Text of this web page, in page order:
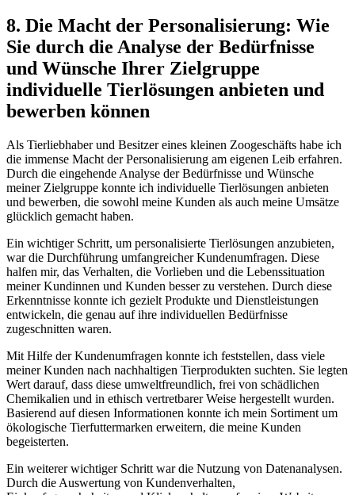
8. Die Macht der Personalisierung: Wie
Sie durch⁤ die Analyse der⁢ Bedürfnisse
und​ Wünsche ​Ihrer Zielgruppe
individuelle Tierlösungen anbieten und
bewerben können
Als Tierliebhaber ⁢und Besitzer eines kleinen Zoogeschäfts habe ich
die immense Macht der⁢ Personalisierung am eigenen Leib erfahren.‍
Durch die eingehende Analyse der Bedürfnisse und Wünsche
meiner Zielgruppe konnte ich individuelle Tierlösungen⁢ anbieten
und bewerben, die sowohl meine‍ Kunden als auch meine Umsätze
glücklich gemacht haben.
Ein wichtiger Schritt, um personalisierte Tierlösungen anzubieten,
⁤war⁤ die Durchführung umfangreicher Kundenumfragen. Diese
halfen mir, das Verhalten, die Vorlieben und die Lebenssituation
meiner Kundinnen und Kunden besser zu verstehen. Durch diese
Erkenntnisse konnte⁢ ich gezielt Produkte und Dienstleistungen
entwickeln, die genau auf ihre individuellen ⁤Bedürfnisse
zugeschnitten waren.
Mit ‌Hilfe der Kundenumfragen konnte ich feststellen, dass viele
meiner Kunden nach nachhaltigen‍ Tierprodukten⁤ suchten. Sie legten
Wert⁤ darauf, dass diese umweltfreundlich, frei von schädlichen
Chemikalien und in ethisch vertretbarer⁢ Weise hergestellt wurden.
Basierend auf diesen Informationen konnte ich mein Sortiment um
‌ökologische Tierfuttermarken erweitern, die ‌meine Kunden
begeisterten.
Ein weiterer wichtiger Schritt war ⁢die Nutzung von Datenanalysen.
Durch die Auswertung von⁢ Kundenverhalten,